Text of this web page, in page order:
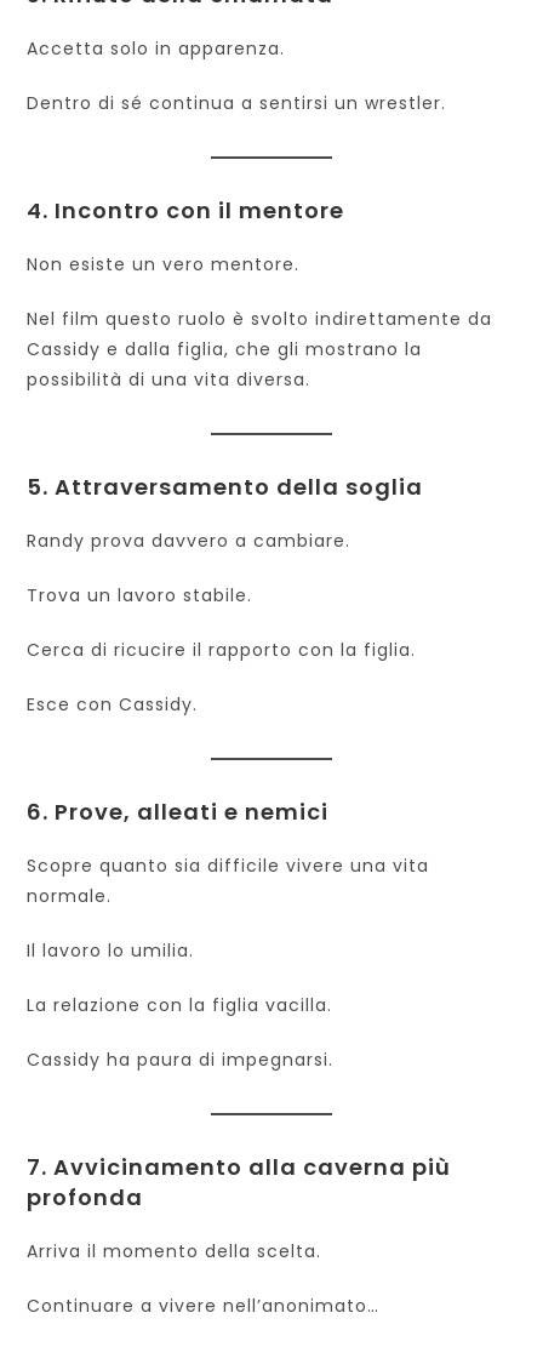
Accetta solo in apparenza.
Dentro di sé continua a sentirsi un wrestler.
4. Incontro con il mentore
Non esiste un vero mentore.
Nel film questo ruolo è svolto indirettamente da
Cassidy e dalla figlia, che gli mostrano la
possibilità di una vita diversa.
5. Attraversamento della soglia
Randy prova davvero a cambiare.
Trova un lavoro stabile.
Cerca di ricucire il rapporto con la figlia.
Esce con Cassidy.
6. Prove, alleati e nemici
Scopre quanto sia difficile vivere una vita
normale.
Il lavoro lo umilia.
La relazione con la figlia vacilla.
Cassidy ha paura di impegnarsi.
7. Avvicinamento alla caverna più
profonda
Arriva il momento della scelta.
Continuare a vivere nell’anonimato…